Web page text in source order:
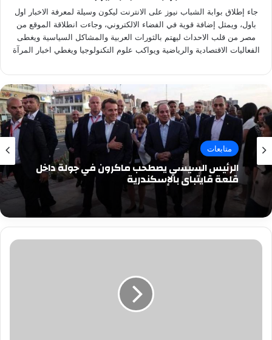
جاء إطلاق بوابة الشباب نيوز على الانترنت ليكون وسيلة لمعرفة الاخبار اول
باول، ويمثل إضافة قوية في الفضاء الالكتروني، وجاءت انطلاقة الموقع من
مصر من قلب الاحداث ليهتم بالثورات العربية والمشاكل السياسية ويغطى
الفعاليات الاقتصادية والرياضية ويواكب علوم التكنولوجيا ويغطي اخبار المرآة
متابعات
الرئيس السيسي يصطحب ماكرون في جولة داخل
قلعة قايتباي بالإسكندرية
هيئة